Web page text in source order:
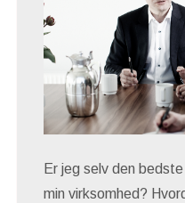
Er jeg selv den
min virksomhed?